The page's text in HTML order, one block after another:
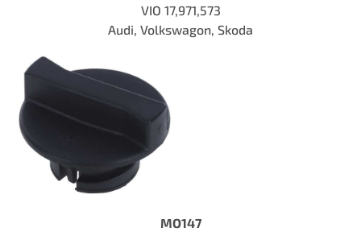
VIO 17,971,573
Audi, Volkswagon, Skoda
MO147